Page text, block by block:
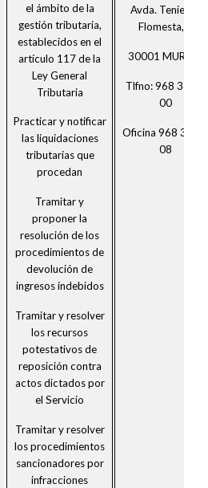
el ámbito de la
gestión tributaria,
establecidos en el
artículo 117 de la
Ley General
Tributaria
Practicar y notificar
las liquidaciones
tributarias que
procedan
Tramitar y
proponer la
resolución de los
procedimientos de
devolución de
ingresos indebidos
Tramitar y resolver
los recursos
potestativos de
reposición contra
actos dictados por
el Servicio
Tramitar y resolver
los procedimientos
sancionadores por
infracciones
Avda. Teniente
Flomesta, 3
30001 MURCIA
Tlfno: 968 36 20
00
Oficina 968 36 62
08